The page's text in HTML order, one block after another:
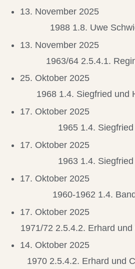
13. November 2025
1988 1.8. Uwe
13. November 2025
1963/64 2.5.4.1.
25. Oktober 2025
1968 1.4. Siegfried und
17. Oktober 2025
1965 1.4.
17. Oktober 2025
1963 1.4.
17. Oktober 2025
1960-1962 1.4.
17. Oktober 2025
1971/72 2.5.4.2. Erhard
14. Oktober 2025
1970 2.5.4.2. Erhard und